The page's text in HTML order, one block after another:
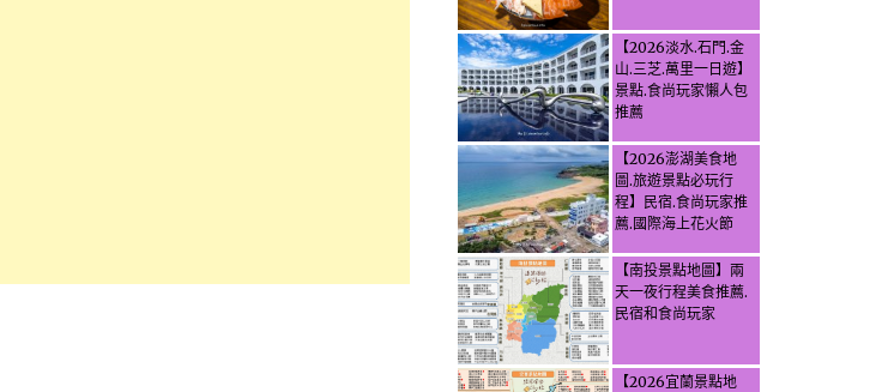
【2026淡水.石門.金
山.三芝.萬里一日遊】
景點.食尚玩家懶人包
推薦
【2026澎湖美食地
圖.旅遊景點必玩行
程】民宿.食尚玩家推
薦.國際海上花火節
【南投景點地圖】兩
天一夜行程美食推薦.
民宿和食尚玩家
【2026宜蘭景點地